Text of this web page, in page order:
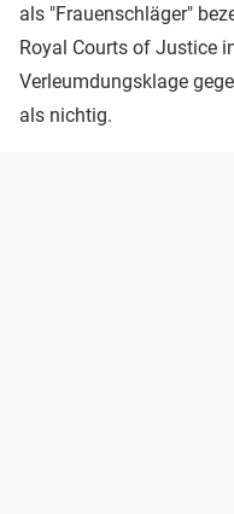
als "Frauenschläger"
Royal Courts of Justice
Verleumdungsklage
als nichtig.